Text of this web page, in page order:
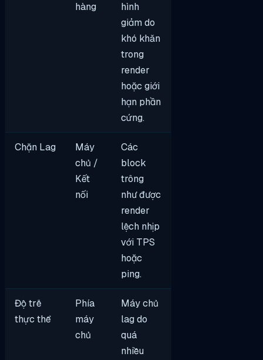
hàng
hình
giảm do
khó khăn
trong
render
hoặc giới
hạn phần
cứng.
Chặn Lag
Máy
chủ /
Kết
nối
Các
block
trông
như được
render
lệch nhịp
với TPS
hoặc
ping.
Độ trễ
thực thể
Phía
máy
chủ
Máy chủ
lag do
quá
nhiều